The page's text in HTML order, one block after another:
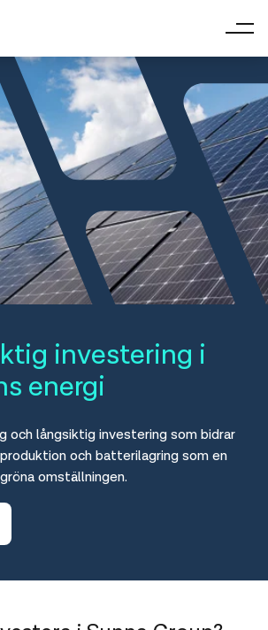
investering i
energi
och långsiktig investering som bidrar
och batterilagring som en
omställningen.